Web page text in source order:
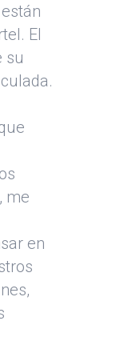
El
su
me
en